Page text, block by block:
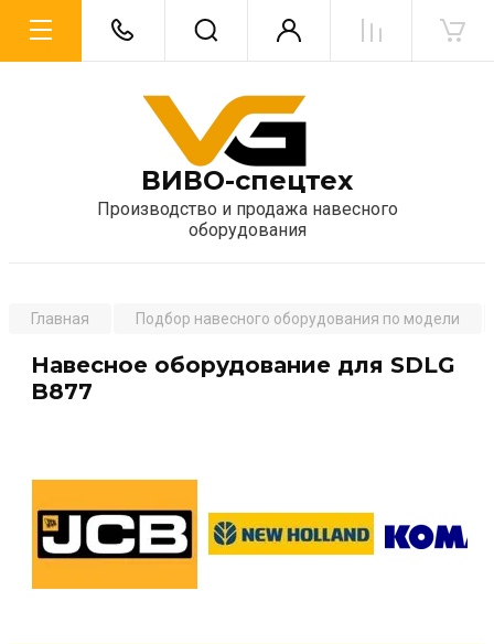
ВИВО-спецтех
Производство и продажа навесного
оборудования
Главная Подбор навесного оборудования по модели
Навесное оборудование для SDLG
B877